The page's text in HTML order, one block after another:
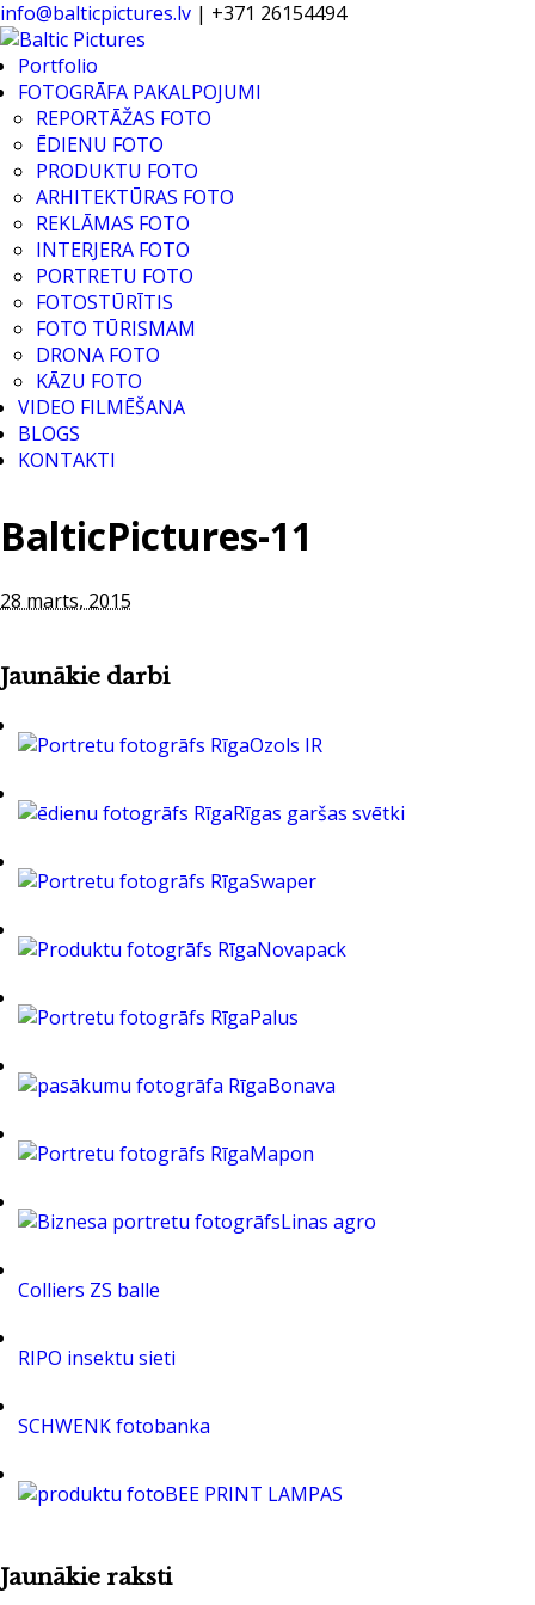
info@balticpictures.lv | +371 26154494
Portfolio
FOTOGRĀFA PAKALPOJUMI
REPORTĀŽAS FOTO
ĒDIENU FOTO
PRODUKTU FOTO
ARHITEKTŪRAS FOTO
REKLĀMAS FOTO
INTERJERA FOTO
PORTRETU FOTO
FOTOSTŪRĪTIS
FOTO TŪRISMAM
DRONA FOTO
KĀZU FOTO
VIDEO FILMĒŠANA
BLOGS
KONTAKTI
BalticPictures-11
28 marts, 2015
Jaunākie darbi
Ozols IR
Rīgas garšas svētki
Swaper
Novapack
Palus
Bonava
Mapon
Linas agro
Colliers ZS balle
RIPO insektu sieti
SCHWENK fotobanka
BEE PRINT LAMPAS
Jaunākie raksti